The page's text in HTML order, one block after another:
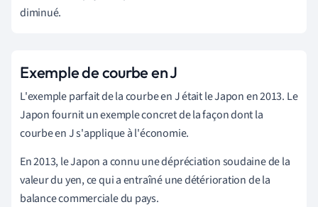
diminué.
Exemple de courbe en J
L'exemple parfait de la courbe en J était le Japon en 2013. Le
Japon fournit un exemple concret de la façon dont la
courbe en J s'applique à l'économie.
En 2013, le Japon a connu une dépréciation soudaine de la
valeur du yen, ce qui a entraîné une détérioration de la
balance commerciale du pays.